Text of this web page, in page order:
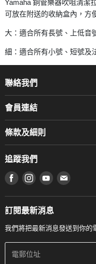
Yamaha 銅管樂器吹咀清潔
可放在附送的收納盒內，方
大：適合所有長號、上低音
細：適合所有小號、短號及
聯絡我們
服務部
通利工程
登記保養
產品序號查詢
聯絡我們
會員連結
香港管弦樂導師協會
條款及細則
使用條款及細則
私隱條款
門市購買產品及服務
追蹤我們
在 Facebook 上找到我們
在 Instagram 上找到
在 Youtube 上
在 電子
訂閱最新消息
我們將把最新消息發送到你的
電郵位址